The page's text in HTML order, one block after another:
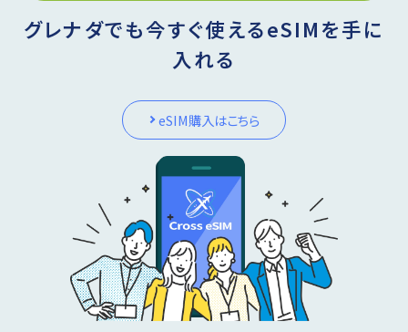
グレナダでも今すぐ使えるeSIMを手に
入れる
eSIM購入はこちら